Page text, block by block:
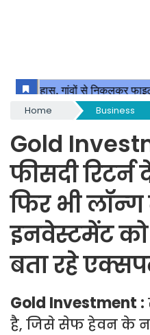
Home Business
Gold
फीसदी रिटर्न
फिर भी
इनवेस्टमेंट को
बता रहे
Gold Investment :
है, जिसे सेफ हेवन के